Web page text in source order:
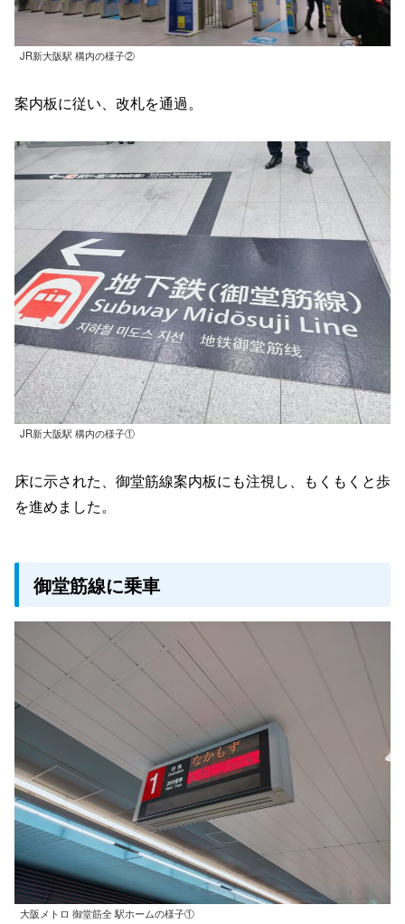
JR新大阪駅 構内の様子②
案内板に従い、改札を通過。
JR新大阪駅 構内の様子①
床に示された、御堂筋線案内板にも注視し、もくもくと歩
を進めました。
御堂筋線に乗車
大阪メトロ 御堂筋全 駅ホームの様子①